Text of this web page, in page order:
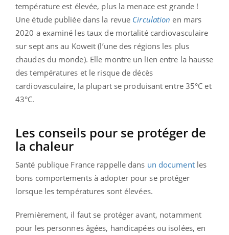
température est élevée, plus la menace est grande !
Une étude publiée dans la revue Circulation en mars
2020 a examiné les taux de mortalité cardiovasculaire
sur sept ans au Koweït (l’une des régions les plus
chaudes du monde). Elle montre un lien entre la hausse
des températures et le risque de décès
cardiovasculaire, la plupart se produisant entre 35°C et
43°C.
Les conseils pour se protéger de
la chaleur
Santé publique France rappelle dans un documentles
bons comportements à adopter pour se protéger
lorsque les températures sont élevées.
Premièrement, il faut se protéger avant, notamment
pour les personnes âgées, handicapées ou isolées, en